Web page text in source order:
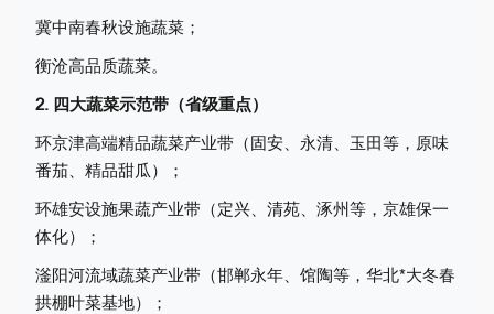
冀中南春秋设施蔬菜；
衡沧高品质蔬菜。
2. 四大蔬菜示范带（省级重点）
环京津高端精品蔬菜产业带（固安、永清、玉田等，原味
番茄、精品甜瓜）；
环雄安设施果蔬产业带（定兴、清苑、涿州等，京雄保一
体化）；
滏阳河流域蔬菜产业带（邯郸永年、馆陶等，华北*大冬春
拱棚叶菜基地）；